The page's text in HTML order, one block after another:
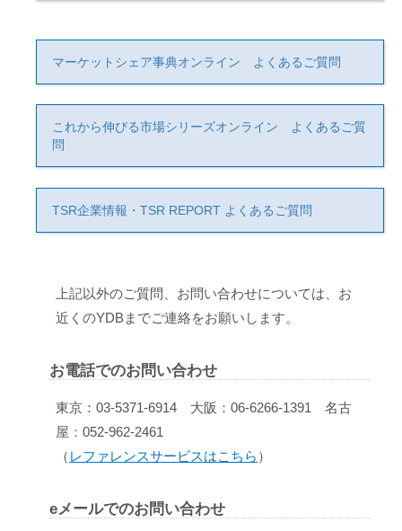
マーケットシェア事典オンライン よくあるご質問
これから伸びる市場シリーズオンライン よくあるご質
問
TSR企業情報・TSR REPORT よくあるご質問
上記以外のご質問、お問い合わせについては、お
近くのYDBまでご連絡をお願いします。
お電話でのお問い合わせ
東京：03-5371-6914 大阪：06-6266-1391 名古
屋：052-962-2461
（ レファレンスサービスはこちら ）
eメールでのお問い合わせ